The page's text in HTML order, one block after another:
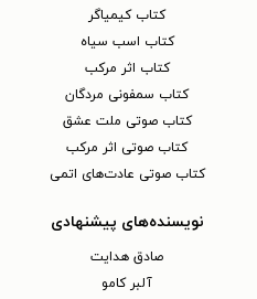
کتاب کیمیاگر
کتاب اسب سیاه
کتاب اثر مرکب
کتاب سمفونی مردگان
کتاب صوتی ملت عشق
کتاب صوتی اثر مرکب
کتاب صوتی عادت‌های اتمی
نویسنده‌های پیشنهادی
صادق هدایت
آلبر کامو